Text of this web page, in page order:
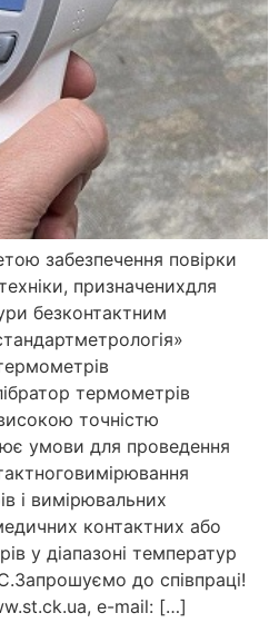
забезпечення повірки
призначенихдля
безконтактним
термометрів
точністю
умови для проведення
і вимірювальних
контактних або
у діапазоні температур
до співпраці!
e-mail: […]